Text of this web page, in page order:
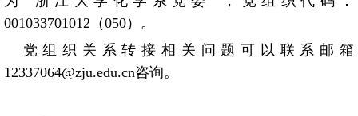
001033701012 （050）。
党组织关系转接相关问题可以联系邮箱
12337064@zju.edu.cn咨询。